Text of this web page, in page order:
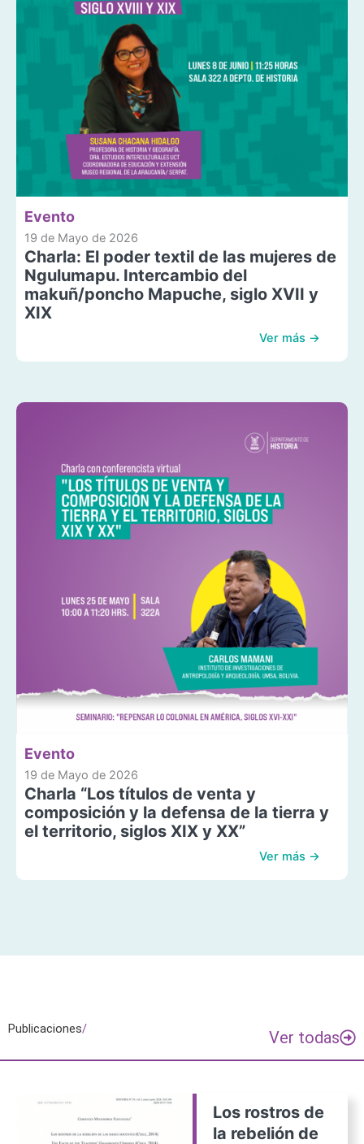
Evento
19 de Mayo de 2026
Charla: El poder textil de las mujeres de
Ngulumapu. Intercambio del
makuñ/poncho Mapuche, siglo XVII y
XIX
Ver más →
Evento
19 de Mayo de 2026
Charla “Los títulos de venta y
composición y la defensa de la tierra y
el territorio, siglos XIX y XX”
Ver más →
Publicaciones/ Ver todas
Los rostros de
la rebelión de